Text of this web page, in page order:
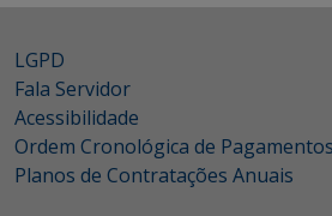
LGPD
Fala Servidor
Acessibilidade
Ordem Cronológica de Pagamentos
Planos de Contratações Anuais